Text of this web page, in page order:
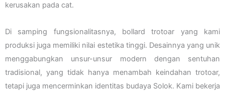
kerusakan pada cat.
Di samping fungsionalitasnya, bollard trotoar yang kami
produksi juga memiliki nilai estetika tinggi. Desainnya yang unik
menggabungkan unsur-unsur modern dengan sentuhan
tradisional, yang tidak hanya menambah keindahan trotoar,
tetapi juga mencerminkan identitas budaya Solok. Kami bekerja